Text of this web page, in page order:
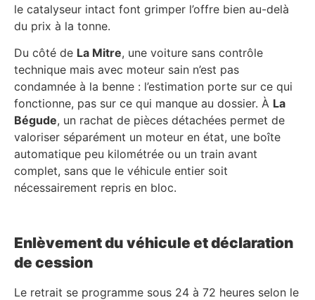
le catalyseur intact font grimper l’offre bien au-delà
du prix à la tonne.
Du côté de La Mitre, une voiture sans contrôle
technique mais avec moteur sain n’est pas
condamnée à la benne : l’estimation porte sur ce qui
fonctionne, pas sur ce qui manque au dossier. À La
Bégude, un rachat de pièces détachées permet de
valoriser séparément un moteur en état, une boîte
automatique peu kilométrée ou un train avant
complet, sans que le véhicule entier soit
nécessairement repris en bloc.
Enlèvement du véhicule et déclaration
de cession
Le retrait se programme sous 24 à 72 heures selon le